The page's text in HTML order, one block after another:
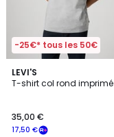
-25€* tous les 50€
LEVI'S
T-shirt col rond imprimé
17,50 €
35,00 €
5
/
2
Couleurs